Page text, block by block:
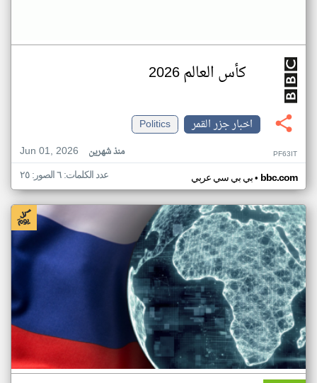
كأس العالم 2026
اخبار جزر القمر
Politics
Jun 01, 2026
منذ شهرين PF63IT
بي بي سي عربي• bbc.com عدد الكلمات: ٦ الصور: ٢٥